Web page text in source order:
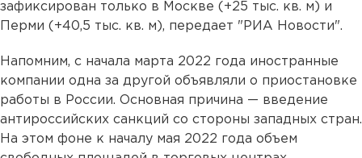
зафиксирован только в Москве (+25 тыс. кв. м) и
Перми (+40,5 тыс. кв. м), передает "РИА Новости".
Напомним, с начала марта 2022 года иностранные
компании одна за другой объявляли о приостановке
работы в России. Основная причина — введение
антироссийских санкций со стороны западных стран.
На этом фоне к началу мая 2022 года объем